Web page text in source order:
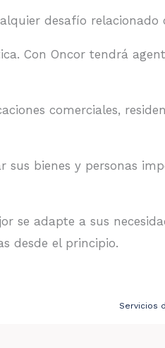
desafío relacionado
Con Oncor tendrá
comerciales,
bienes y personas
se adapte a sus
desde el principio.
Servicios